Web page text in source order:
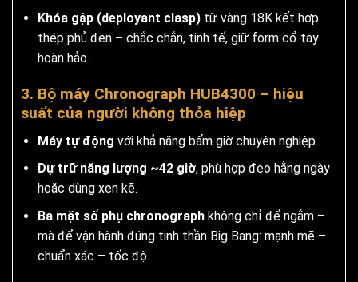
Khóa gập (deployant clasp)từ vàng 18K kết hợp
thép phủ đen – chắc chắn, tinh tế, giữ form cổ tay
hoàn hảo.
3. Bộ máy Chronograph HUB4300 – hiệu
suất của người không thỏa hiệp
Máy tự động với khả năng bấm giờ chuyên nghiệp.
Dự trữ năng lượng ~42 giờ, phù hợp đeo hằng ngày
hoặc dùng xen kẽ.
Ba mặt số phụ chronographkhông chỉ để ngắm –
mà để vận hành đúng tinh thần Big Bang: mạnh mẽ –
chuẩn xác – tốc độ.